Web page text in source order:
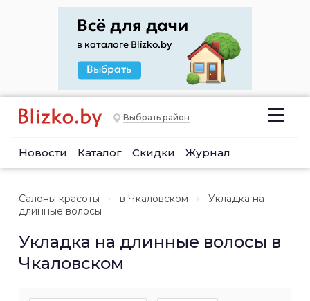
Выбрать район
Новости Каталог Скидки Журнал
Салоны красоты в Чкаловском
Укладка на
длинные волосы
Укладка на длинные волосы в
Чкаловском